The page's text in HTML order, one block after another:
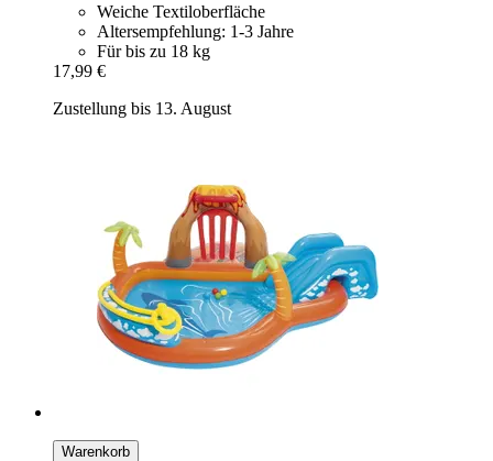
Weiche Textiloberfläche
Altersempfehlung: 1-3 Jahre
Für bis zu 18 kg
17,99 €
Zustellung bis 13. August
Warenkorb